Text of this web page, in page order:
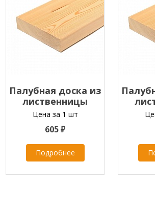
Палубная доска из
лиственницы
45х90х2000-4000 мм
класс ЭКСТРА
Цена за 1 шт
605 ₽
Подробнее